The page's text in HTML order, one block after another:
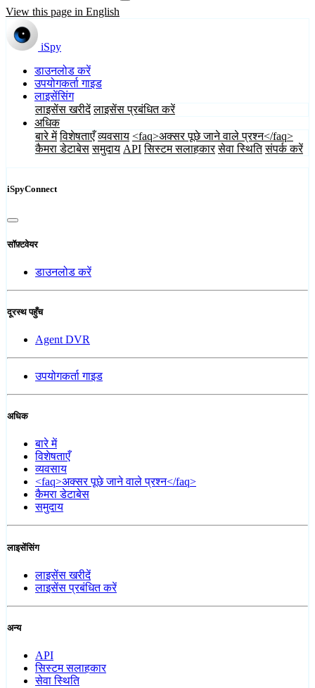
View this page in English
iSpy
डाउनलोड करें
उपयोगकर्ता गाइड
लाइसेंसिंग
लाइसेंस खरीदें लाइसेंस प्रबंधित करें
अधिक
बारे में विशेषताएँ व्यवसाय <faq>अक्सर पूछे जाने वाले प्रश्न</faq>
कैमरा डेटाबेस समुदाय API सिस्टम सलाहकार सेवा स्थिति संपर्क करें
iSpyConnect
सॉफ़्टवेयर
डाउनलोड करें
दूरस्थ पहुँच
Agent DVR
उपयोगकर्ता गाइड
अधिक
बारे में
विशेषताएँ
व्यवसाय
<faq>अक्सर पूछे जाने वाले प्रश्न</faq>
कैमरा डेटाबेस
समुदाय
लाइसेंसिंग
लाइसेंस खरीदें
लाइसेंस प्रबंधित करें
अन्य
API
सिस्टम सलाहकार
सेवा स्थिति